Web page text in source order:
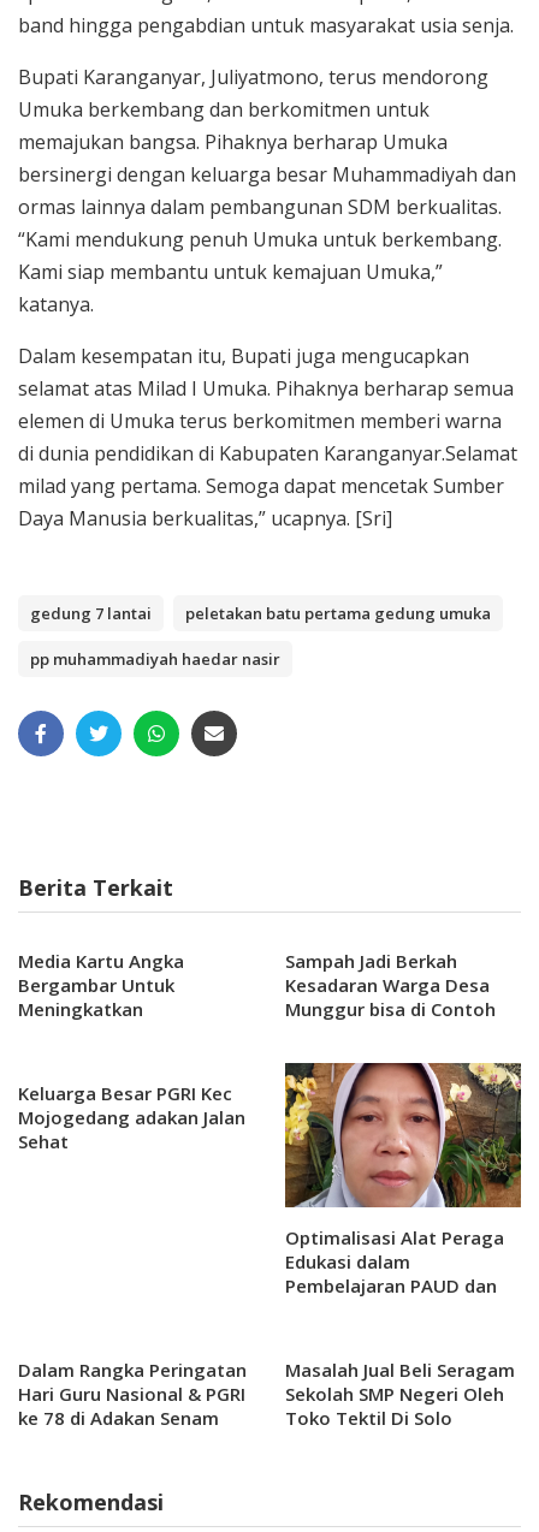
band hingga pengabdian untuk masyarakat usia senja.
Bupati Karanganyar, Juliyatmono, terus mendorong
Umuka berkembang dan berkomitmen untuk
memajukan bangsa. Pihaknya berharap Umuka
bersinergi dengan keluarga besar Muhammadiyah dan
ormas lainnya dalam pembangunan SDM berkualitas.
“Kami mendukung penuh Umuka untuk berkembang.
Kami siap membantu untuk kemajuan Umuka,”
katanya.
Dalam kesempatan itu, Bupati juga mengucapkan
selamat atas Milad I Umuka. Pihaknya berharap semua
elemen di Umuka terus berkomitmen memberi warna
di dunia pendidikan di Kabupaten Karanganyar.Selamat
milad yang pertama. Semoga dapat mencetak Sumber
Daya Manusia berkualitas,” ucapnya. [Sri]
gedung 7 lantai peletakan batu pertama gedung umuka
pp muhammadiyah haedar nasir
Berita Terkait
Media Kartu Angka
Bergambar Untuk
Meningkatkan
Sampah Jadi Berkah
Kesadaran Warga Desa
Munggur bisa di Contoh
Keluarga Besar PGRI Kec
Mojogedang adakan Jalan
Sehat
Optimalisasi Alat Peraga
Edukasi dalam
Pembelajaran PAUD dan
Dalam Rangka Peringatan
Hari Guru Nasional & PGRI
ke 78 di Adakan Senam
Masalah Jual Beli Seragam
Sekolah SMP Negeri Oleh
Toko Tektil Di Solo
Rekomendasi